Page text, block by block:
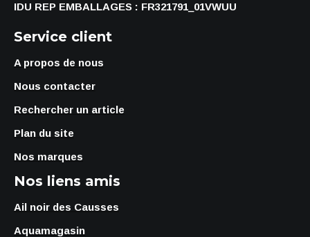
IDU REP EMBALLAGES : FR321791_01VWUU
Service client
A propos de nous
Nous contacter
Rechercher un article
Plan du site
Nos marques
Nos liens amis
Ail noir des Causses
Aquamagasin